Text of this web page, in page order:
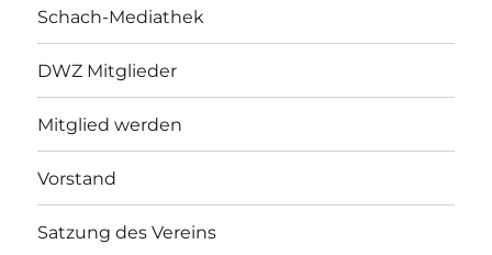
Schach-Mediathek
DWZ Mitglieder
Mitglied werden
Vorstand
Satzung des Vereins